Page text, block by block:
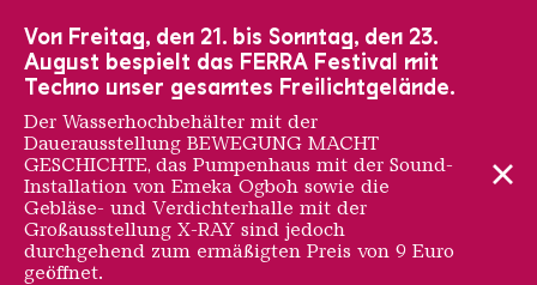
Von Freitag, den 21. bis Sonntag, den 23.
August bespielt das FERRA Festival mit
Techno unser gesamtes Freilichtgelände.
Der Wasserhochbehälter mit der
Dauerausstellung BEWEGUNG MACHT
GESCHICHTE, das Pumpenhaus mit der Sound-
Installation von Emeka Ogboh sowie die
Gebläse- und Verdichterhalle mit der
Großausstellung X-RAY sind jedoch
durchgehend zum ermäßigten Preis von 9 Euro
geöffnet.